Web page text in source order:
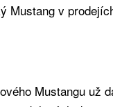
Mustang v
Mustangu už